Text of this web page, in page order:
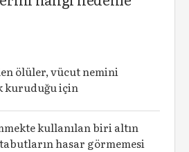
ölüler, vücut nemini
kuruduğu için
kullanılan biri altın
hasar görmemesi